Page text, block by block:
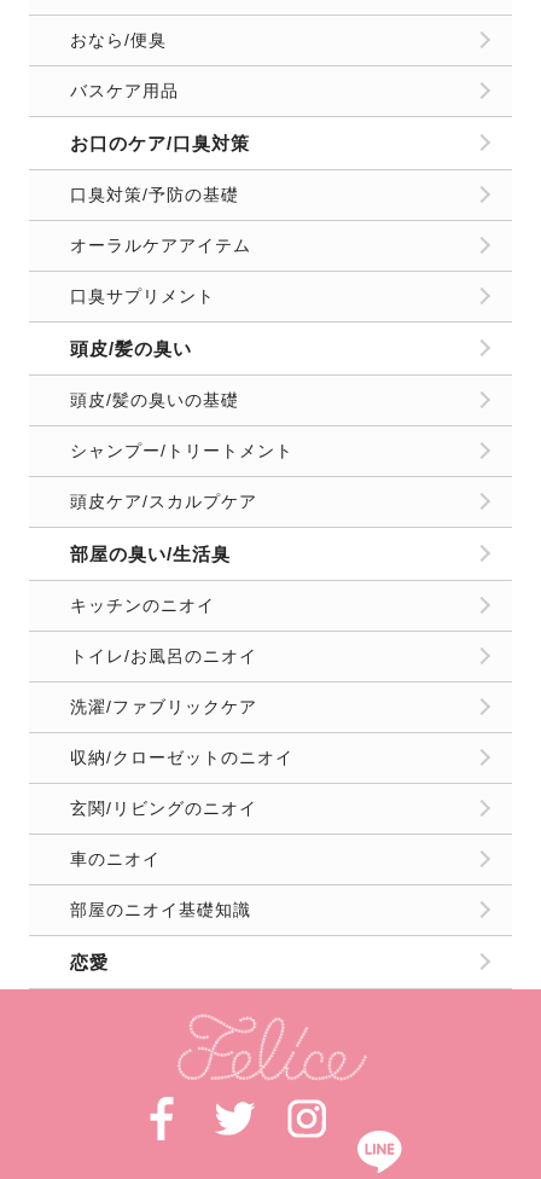
おなら/便臭
バスケア用品
お口のケア/口臭対策
口臭対策/予防の基礎
オーラルケアアイテム
口臭サプリメント
頭皮/髪の臭い
頭皮/髪の臭いの基礎
シャンプー/トリートメント
頭皮ケア/スカルプケア
部屋の臭い/生活臭
キッチンのニオイ
トイレ/お風呂のニオイ
洗濯/ファブリックケア
収納/クローゼットのニオイ
玄関/リビングのニオイ
車のニオイ
部屋のニオイ基礎知識
恋愛